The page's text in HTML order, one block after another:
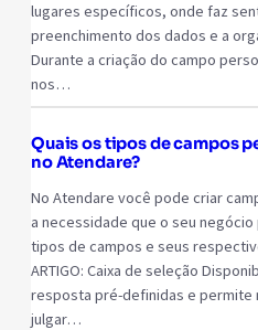
lugares específicos, onde faz
preenchimento dos dados e a
Durante a criação do campo
nos…
Quais os tipos de campos
no Atendare?
No Atendare você pode criar
a necessidade que o seu
tipos de campos e seus
ARTIGO: Caixa de seleção
resposta pré-definidas e permite
julgar…